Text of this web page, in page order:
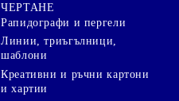
ЧЕРТАНЕ
Рапидографи и пергели
Линии, триъгълници,
шаблони
Креативни и ръчни картони
и хартии